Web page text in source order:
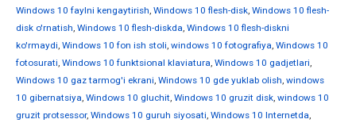
Windows 10 faylni kengaytirish, Windows 10 flesh-disk, Windows 10 flesh-
disk o'rnatish, Windows 10 flesh-diskda, Windows 10 flesh-diskni
ko'rmaydi, Windows 10 fon ish stoli, windows 10 fotografiya, Windows 10
fotosurati, Windows 10 funktsional klaviatura, Windows 10 gadjetlari,
Windows 10 gaz tarmog'i ekrani, Windows 10 gde yuklab olish, windows
10 gibernatsiya, Windows 10 gluchit, Windows 10 gruzit disk, windows 10
gruzit protsessor, Windows 10 guruh siyosati, Windows 10 Internetda,